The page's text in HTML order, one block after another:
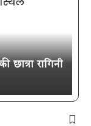
छात्रा रागिनी